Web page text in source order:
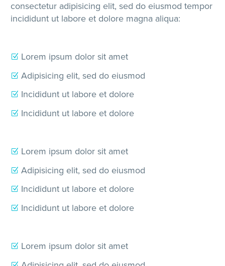
consectetur adipisicing elit, sed do eiusmod tempor
incididunt ut labore et dolore magna aliqua:
Lorem ipsum dolor sit amet
Adipisicing elit, sed do eiusmod
Incididunt ut labore et dolore
Incididunt ut labore et dolore
Lorem ipsum dolor sit amet
Adipisicing elit, sed do eiusmod
Incididunt ut labore et dolore
Incididunt ut labore et dolore
Lorem ipsum dolor sit amet